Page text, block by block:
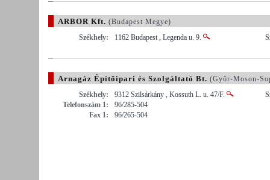
ARBOR Kft. (Budapest Megye)
Székhely:
1162 Budapest , Legenda u. 9.
Arnagáz Építőipari és Szolgáltató Bt. (Győr-Moson-
Székhely:
9312 Szilsárkány , Kossuth L. u. 47/F.
Telefonszám 1:
96/285-504
Fax 1:
96/265-504